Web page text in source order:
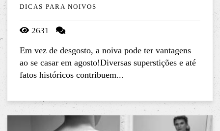
DICAS PARA NOIVOS
2631
Em vez de desgosto, a noiva pode ter vantagens
ao se casar em agosto!Diversas superstições e até
fatos históricos contribuem...